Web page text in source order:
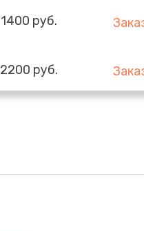
1400 руб.
2200 руб.